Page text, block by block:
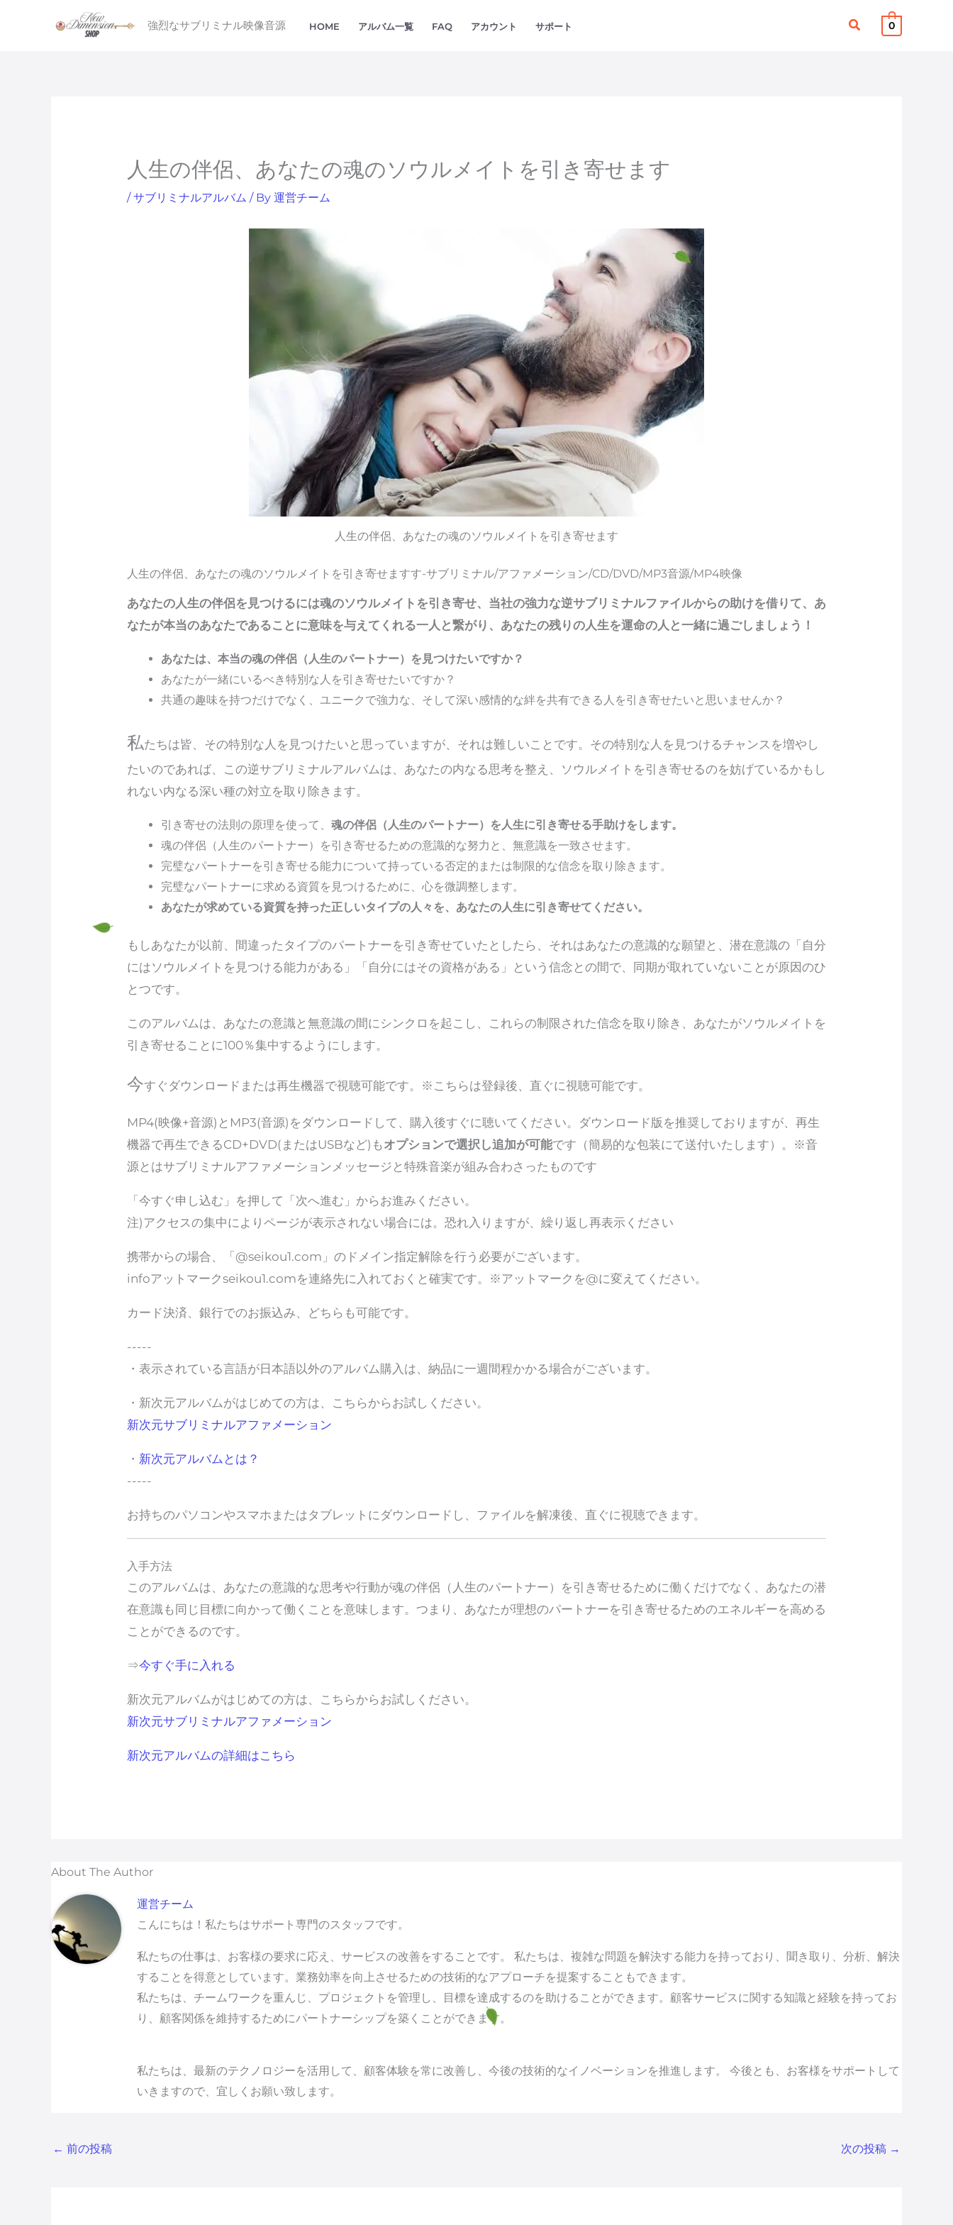
強烈なサブリミナル映像音源 HOME アルバム一覧 FAQ アカウント サポート
検
0
人生の伴侶、あなたの魂のソウルメイトを引き寄せます
/サブリミナルアルバム / By 運営チーム
人生の伴侶、あなたの魂のソウルメイトを引き寄せます
人生の伴侶、あなたの魂のソウルメイトを引き寄せますす-サブリミナル/アファメーション/CD/DVD/MP3音源/MP4映像
あなたの人生の伴侶を見つけるには魂のソウルメイトを引き寄せ、当社の強力な逆サブリミナルファイルからの助けを借りて、あ
なたが本当のあなたであることに意味を与えてくれる一人と繋がり、あなたの残りの人生を運命の人と一緒に過ごしましょう！
あなたは、本当の魂の伴侶（人生のパートナー）を見つけたいですか？
あなたが一緒にいるべき特別な人を引き寄せたいですか？
共通の趣味を持つだけでなく、ユニークで強力な、そして深い感情的な絆を共有できる人を引き寄せたいと思いませんか？
私たちは皆、その特別な人を見つけたいと思っていますが、それは難しいことです。その特別な人を見つけるチャンスを増やし
たいのであれば、この逆サブリミナルアルバムは、あなたの内なる思考を整え、ソウルメイトを引き寄せるのを妨げているかもし
れない内なる深い種の対立を取り除きます。
引き寄せの法則の原理を使って、 魂の伴侶（人生のパートナー）を人生に引き寄せる手助けをします。
魂の伴侶（人生のパートナー）を引き寄せるための意識的な努力と、無意識を一致させます。
完璧なパートナーを引き寄せる能力について持っている否定的または制限的な信念を取り除きます。
完璧なパートナーに求める資質を見つけるために、心を微調整します。
あなたが求めている資質を持った正しいタイプの人々を、あなたの人生に引き寄せてください。
もしあなたが以前、間違ったタイプのパートナーを引き寄せていたとしたら、それはあなたの意識的な願望と、潜在意識の「自分
にはソウルメイトを見つける能力がある」「自分にはその資格がある」という信念との間で、同期が取れていないことが原因のひ
とつです。
このアルバムは、あなたの意識と無意識の間にシンクロを起こし、これらの制限された信念を取り除き、あなたがソウルメイトを
引き寄せることに100％集中するようにします。
今すぐダウンロードまたは再生機器で視聴可能です。※こちらは登録後、直ぐに視聴可能です。
MP4(映像+音源)とMP3(音源)をダウンロードして、購入後すぐに聴いてください。ダウンロード版を推奨しておりますが、再生
機器で再生できるCD+DVD(またはUSBなど)もオプションで選択し追加が可能です（簡易的な包装にて送付いたします）。※音
源とはサブリミナルアファメーションメッセージと特殊音楽が組み合わさったものです
「今すぐ申し込む」を押して「次へ進む」からお進みください。
注)アクセスの集中によりページが表示されない場合には。恐れ入りますが、繰り返し再表示ください
携帯からの場合、「@seikou1.com」のドメイン指定解除を行う必要がございます。
infoアットマークseikou1.comを連絡先に入れておくと確実です。※アットマークを@に変えてください。
カード決済、銀行でのお振込み、どちらも可能です。
-----
・表示されている言語が日本語以外のアルバム購入は、納品に一週間程かかる場合がございます。
・新次元アルバムがはじめての方は、こちらからお試しください。
新次元サブリミナルアファメーション
・ 新次元アルバムとは？
-----
お持ちのパソコンやスマホまたはタブレットにダウンロードし、ファイルを解凍後、直ぐに視聴できます。
入手方法
このアルバムは、あなたの意識的な思考や行動が魂の伴侶（人生のパートナー）を引き寄せるために働くだけでなく、あなたの潜
在意識も同じ目標に向かって働くことを意味します。つまり、あなたが理想のパートナーを引き寄せるためのエネルギーを高める
ことができるのです。
⇒今すぐ手に入れる
新次元アルバムがはじめての方は、こちらからお試しください。
新次元サブリミナルアファメーション
新次元アルバムの詳細はこちら
About The Author
運営チーム
こんにちは！私たちはサポート専門のスタッフです。
私たちの仕事は、お客様の要求に応え、サービスの改善をすることです。 私たちは、複雑な問題を解決する能力を持っており、聞き取り、分析、解決
することを得意としています。業務効率を向上させるための技術的なアプローチを提案することもできます。
私たちは、チームワークを重んじ、プロジェクトを管理し、目標を達成するのを助けることができます。顧客サービスに関する知識と経験を持ってお
り、顧客関係を維持するためにパートナーシップを築くことができます。
私たちは、最新のテクノロジーを活用して、顧客体験を常に改善し、今後の技術的なイノベーションを推進します。 今後とも、お客様をサポートして
いきますので、宜しくお願い致します。
← 前の投稿 次の投稿 →